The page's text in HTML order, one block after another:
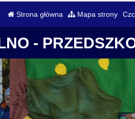
Strona główna Mapa strony
-